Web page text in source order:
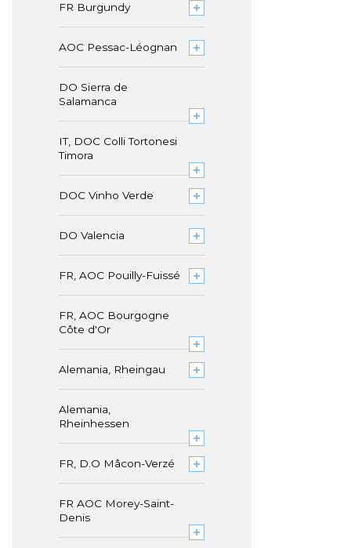
FR Burgundy
AOC Pessac-Léognan
DO Sierra de
Salamanca
IT, DOC Colli Tortonesi
Timora
DOC Vinho Verde
DO Valencia
FR, AOC Pouilly-Fuissé
FR, AOC Bourgogne
Côte d'Or
Alemania, Rheingau
Alemania,
Rheinhessen
FR, D.O Mâcon-Verzé
FR AOC Morey-Saint-
Denis